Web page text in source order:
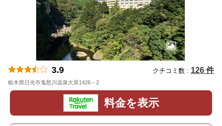
3.9 クチコミ数 : 126 件
栃木県日光市鬼怒川温泉大原1426－2
料金を表示